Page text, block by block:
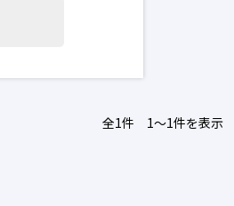
全1件 1〜1件を表示